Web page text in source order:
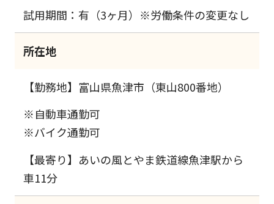
試用期間：有（3ヶ月）※労働条件の変更なし
所在地
【勤務地】富山県魚津市（東山800番地）
※自動車通勤可
※バイク通勤可
【最寄り】あいの風とやま鉄道線魚津駅から
車11分